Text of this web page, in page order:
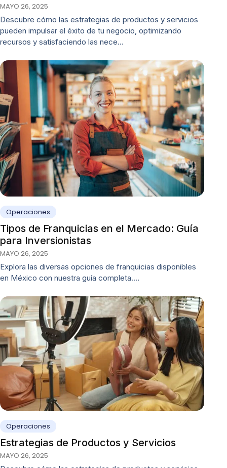
MAYO 26, 2025
Descubre cómo las estrategias de productos y servicios
pueden impulsar el éxito de tu negocio, optimizando
recursos y satisfaciendo las nece…
Operaciones
Tipos de Franquicias en el Mercado: Guía
para Inversionistas
MAYO 26, 2025
Explora las diversas opciones de franquicias disponibles
en México con nuestra guía completa.…
Operaciones
Estrategias de Productos y Servicios
MAYO 26, 2025